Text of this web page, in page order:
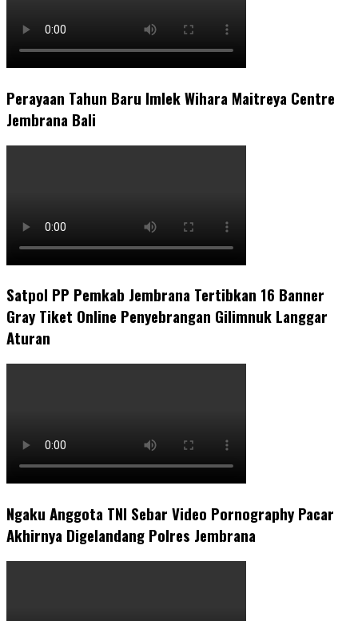
Perayaan Tahun Baru Imlek Wihara Maitreya Centre
Jembrana Bali
Satpol PP Pemkab Jembrana Tertibkan 16 Banner
Gray Tiket Online Penyebrangan Gilimnuk Langgar
Aturan
Ngaku Anggota TNI Sebar Video Pornography Pacar
Akhirnya Digelandang Polres Jembrana